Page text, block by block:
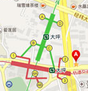
渝中区重庆天地
重庆渝中区的重庆天地
【多图】渝中区重庆天
重庆市渝中区人民